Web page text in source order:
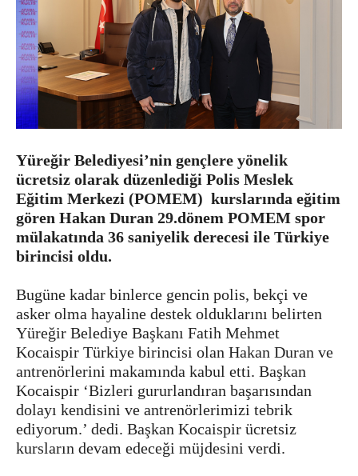
Yüreğir Belediyesi’nin gençlere yönelik
ücretsiz olarak düzenlediği Polis Meslek
Eğitim Merkezi (POMEM) kurslarında eğitim
gören Hakan Duran 29.dönem POMEM spor
mülakatında 36 saniyelik derecesi ile Türkiye
birincisi oldu.
Bugüne kadar binlerce gencin polis, bekçi ve
asker olma hayaline destek olduklarını belirten
Yüreğir Belediye Başkanı Fatih Mehmet
Kocaispir Türkiye birincisi olan Hakan Duran ve
antrenörlerini makamında kabul etti. Başkan
Kocaispir ‘Bizleri gururlandıran başarısından
dolayı kendisini ve antrenörlerimizi tebrik
ediyorum.’ dedi. Başkan Kocaispir ücretsiz
kursların devam edeceği müjdesini verdi.